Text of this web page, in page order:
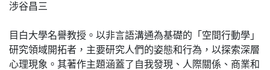
涉谷昌三
目白大學名譽教授。以非言語溝通為基礎的「空間行動學」
研究領域開拓者，主要研究人們的姿態和行為，以探索深層
心理現象。其著作主題涵蓋了自我發現、人際關係、商業和